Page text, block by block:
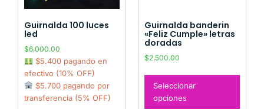
Guirnalda 100 luces
led
$6,000.00
$5.400 pagando en
efectivo (10% OFF)
$5.700 pagando por
transferencia (5% OFF)
Guirnalda banderin
«Feliz Cumple» letras
doradas
$2,500.00
Seleccionar
opciones